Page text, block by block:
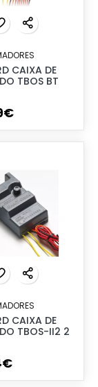
CAIXA DE
TBOS BT
€
CAIXA DE
TBOS-II2 2
€